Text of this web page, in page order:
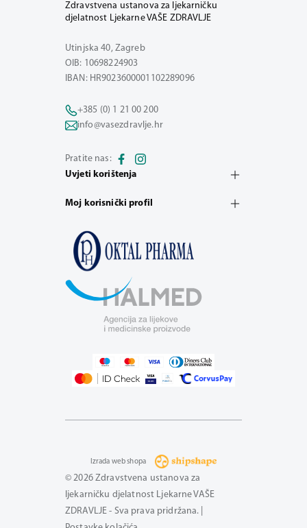
Zdravstvena ustanova za ljekarničku
djelatnost Ljekarne VAŠE ZDRAVLJE
Utinjska 40, Zagreb
OIB: 10698224903
IBAN: HR9023600001102289096
+385 (0) 1 21 00 200
info@vasezdravlje.hr
Pratite nas:
Uvjeti korištenja
Moj korisnički profil
© 2026 Zdravstvena ustanova za
ljekarničku djelatnost Ljekarne VAŠE
ZDRAVLJE - Sva prava pridržana. |
Izrada web shopa